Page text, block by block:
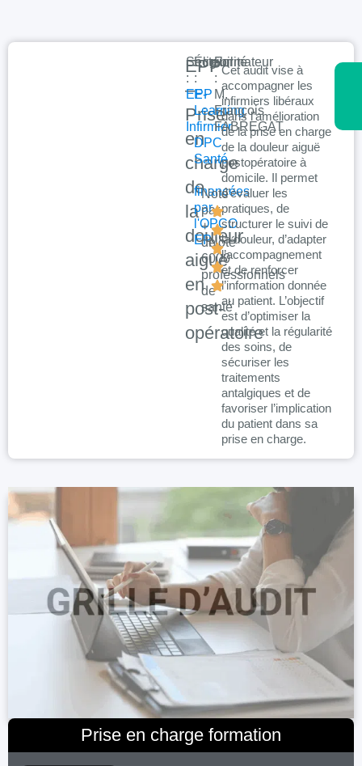
EPP
–
Prise
en
charge
de
la
douleur
aiguë
en
post-
opératoire
Secteur
:
EPP
Infirmier
Éligibilité
:
E-
Learning
DPC
Santé
financées
par
l'OPCO
EP
Noté
par
+
de
6000
professionnels
de
santé
Noté
:
Formateur
:
M.
François
FABREGAT
Cet audit vise à
accompagner les
infirmiers libéraux
dans l’amélioration
de la prise en charge
de la douleur aiguë
postopératoire à
domicile. Il permet
d’évaluer les
pratiques, de
structurer le suivi de
la douleur, d’adapter
l’accompagnement
et de renforcer
l’information donnée
au patient. L’objectif
est d’optimiser la
qualité et la régularité
des soins, de
sécuriser les
traitements
antalgiques et de
favoriser l’implication
du patient dans sa
prise en charge.
Prise en charge formation